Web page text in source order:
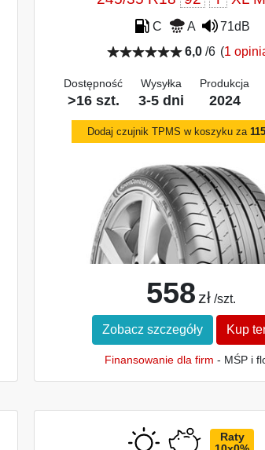
C A
71dB
6,0/6 (1
Dostępność
>16 szt.
Wysyłka
3-5 dni
Produkcja
2024
Dodaj czujnik TPMS w koszyku za
558 zł /szt.
Zobacz szczegóły Kup
Finansowanie dla firm - MŚP i
Raty